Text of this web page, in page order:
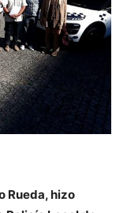
Rueda, hizo